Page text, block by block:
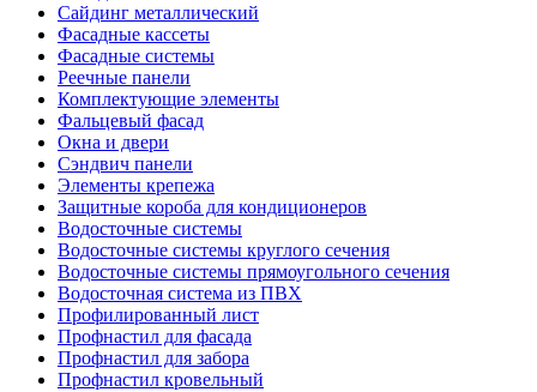
Сайдинг металлический
Фасадные кассеты
Фасадные системы
Реечные панели
Комплектующие элементы
Фальцевый фасад
Окна и двери
Сэндвич панели
Элементы крепежа
Защитные короба для кондиционеров
Водосточные системы
Водосточные системы круглого сечения
Водосточные системы прямоугольного сечения
Водосточная система из ПВХ
Профилированный лист
Профнастил для фасада
Профнастил для забора
Профнастил кровельный